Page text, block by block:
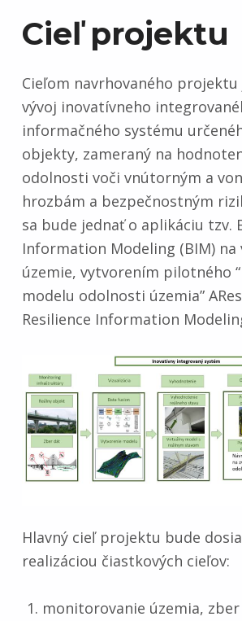
C
i
e
ľ
p
r
o
j
e
k
t
u
Cieľ projektu
Cieľom navrhovaného projektu
vývoj inovatívneho
informačného systému
objekty, zameraný na
odolnosti voči vnútorným a
hrozbám a bezpečnostným
sa bude jednať o aplikáciu tzv.
Information Modeling (BIM) na
územie, vytvorením pilotného
modelu odolnosti územia”
Resilience Information
Hlavný cieľ projektu bude
realizáciou čiastkových cieľov:
monitorovanie územia,